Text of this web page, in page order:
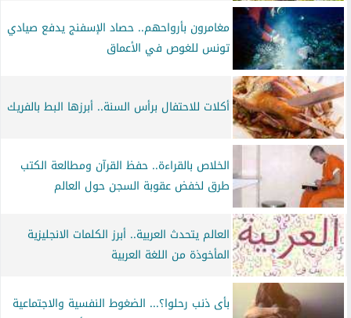
مغامرون بأرواحهم.. حصاد الإسفنج يدفع صيادي
تونس للغوص في الأعماق
أكلات للاحتفال برأس السنة.. أبرزها البط بالفريك
الخلاص بالقراءة.. حفظ القرآن ومطالعة الكتب
طرق لخفض عقوبة السجن حول العالم
العالم يتحدث العربية.. أبرز الكلمات الانجليزية
المأخوذة من اللغة العربية
بأى ذنب رحلوا؟... الضغوط النفسية والاجتماعية